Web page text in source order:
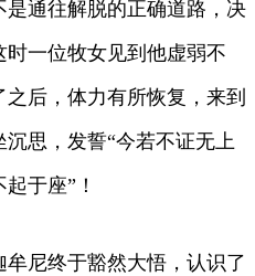
通往解脱的正确道路，决
一位牧女见到他虚弱不
后，体力有所恢复，来到
思，发誓“今若不证无上
于座”！
尼终于豁然大悟，认识了